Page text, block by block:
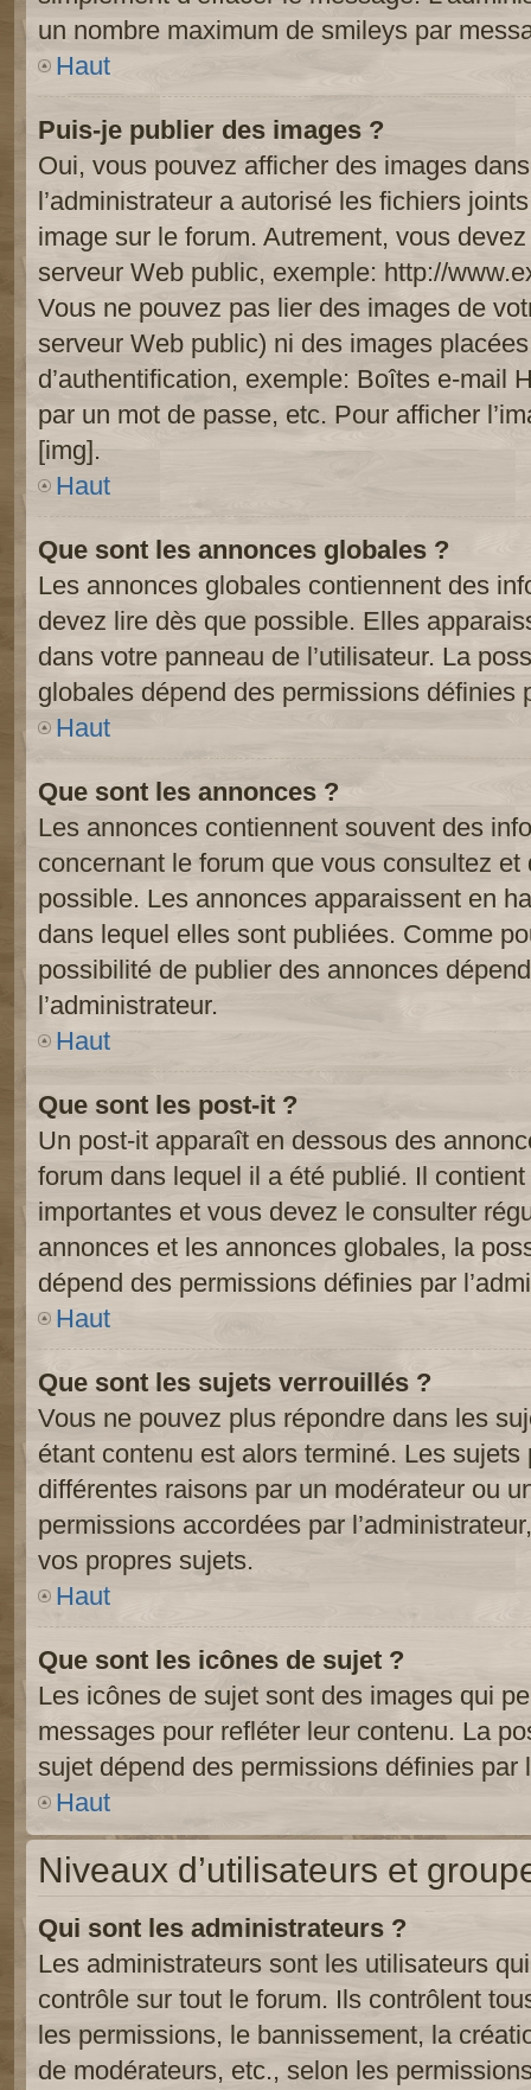
un nombre maximum de smileys par
Haut
Puis-je publier des images ?
Oui, vous pouvez afficher des images
l’administrateur a autorisé les fichiers
image sur le forum. Autrement, vous
serveur Web public, exemple: http://
Vous ne pouvez pas lier des images de
serveur Web public) ni des images
d’authentification, exemple: Boîtes e-mail
par un mot de passe, etc. Pour afficher
[img].
Haut
Que sont les annonces globales ?
Les annonces globales contiennent des
devez lire dès que possible. Elles
dans votre panneau de l’utilisateur. La
globales dépend des permissions définies
Haut
Que sont les annonces ?
Les annonces contiennent souvent des
concernant le forum que vous consultez
possible. Les annonces apparaissent en
dans lequel elles sont publiées. Comme
possibilité de publier des annonces
l’administrateur.
Haut
Que sont les post-it ?
Un post-it apparaît en dessous des
forum dans lequel il a été publié. Il
importantes et vous devez le consulter
annonces et les annonces globales, la
dépend des permissions définies par
Haut
Que sont les sujets verrouillés ?
Vous ne pouvez plus répondre dans les
étant contenu est alors terminé. Les
différentes raisons par un modérateur ou
permissions accordées par
vos propres sujets.
Haut
Que sont les icônes de sujet ?
Les icônes de sujet sont des images qui
messages pour refléter leur contenu. La
sujet dépend des permissions définies par
Haut
Niveaux d’utilisateurs et
Qui sont les administrateurs ?
Les administrateurs sont les utilisateurs
contrôle sur tout le forum. Ils contrôlent
les permissions, le bannissement, la
de modérateurs, etc., selon les